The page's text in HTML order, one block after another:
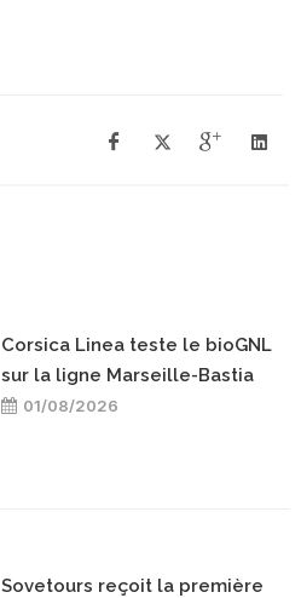
Corsica Linea teste le bioGNL
sur la ligne Marseille-Bastia
01/08/2026
Sovetours reçoit la première